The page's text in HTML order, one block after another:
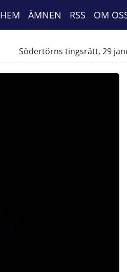
HEM ÄMNEN RSS OM
Södertörns tingsrätt, 29